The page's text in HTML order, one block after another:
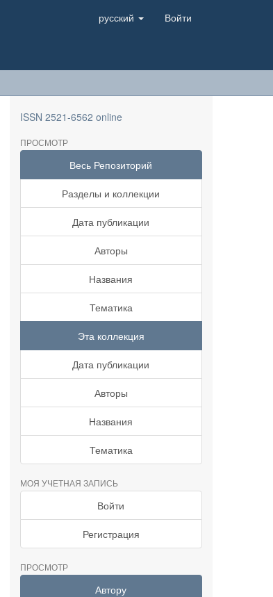
русский Войти
ISSN 2521-6562 online
ПРОСМОТР
Весь Репозиторий
Разделы и коллекции
Дата публикации
Авторы
Названия
Тематика
Эта коллекция
Дата публикации
Авторы
Названия
Тематика
МОЯ УЧЕТНАЯ ЗАПИСЬ
Войти
Регистрация
ПРОСМОТР
Автору